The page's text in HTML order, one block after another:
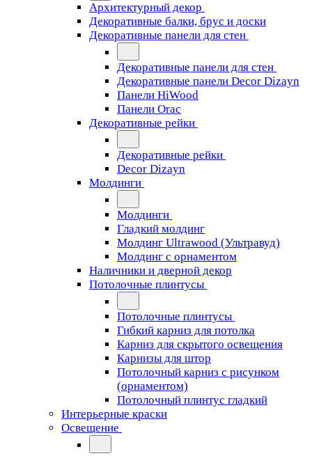
Архитектурный декор
Декоративные балки, брус и доски
Декоративные панели для стен
Декоративные панели для стен
Декоративные панели Decor Dizayn
Панели HiWood
Панели Orac
Декоративные рейки
Декоративные рейки
Decor Dizayn
Молдинги
Молдинги
Гладкий молдинг
Молдинг Ultrawood (Ультравуд)
Молдинг с орнаментом
Наличники и дверной декор
Потолочные плинтусы
Потолочные плинтусы
Гибкий карниз для потолка
Карниз для скрытого освещения
Карнизы для штор
Потолочный карниз с рисунком
(орнаментом)
Потолочный плинтус гладкий
Интерьерные краски
Освещение